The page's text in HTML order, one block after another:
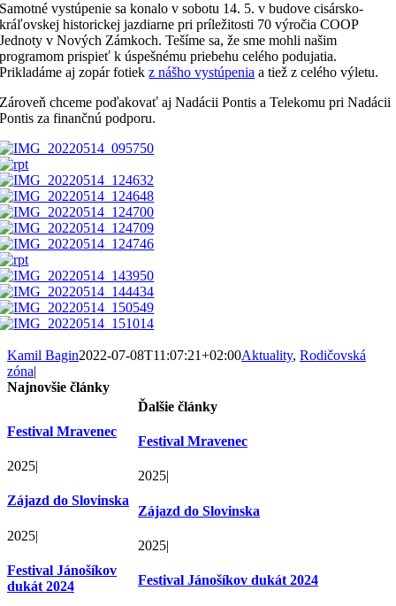
Samotné vystúpenie sa konalo v sobotu 14. 5. v budove cisársko-
kráľovskej historickej jazdiarne pri príležitosti 70 výročia COOP
Jednoty v Nových Zámkoch. Tešíme sa, že sme mohli našim
programom prispieť k úspešnému priebehu celého podujatia.
Prikladáme aj zopár fotiekz nášho vystúpenia a tiež z celého výletu.
Zároveň chceme poďakovať aj Nadácii Pontis a Telekomu pri Nadácii
Pontis za finančnú podporu.
Kamil Bagin2022-07-08T11:07:21+02:00Aktuality, Rodičovská
zóna|
Ďalšie články
Festival Mravenec
2025|
Zájazd do Slovinska
2025|
Festival Jánošíkov dukát 2024
Najnovšie články
Festival Mravenec
2025|
Zájazd do Slovinska
2025|
Festival Jánošíkov
dukát 2024